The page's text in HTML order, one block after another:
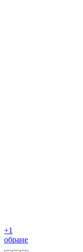
+1
обране